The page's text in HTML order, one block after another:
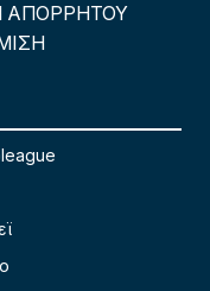
ΑΠΟΡΡΗΤΟΥ